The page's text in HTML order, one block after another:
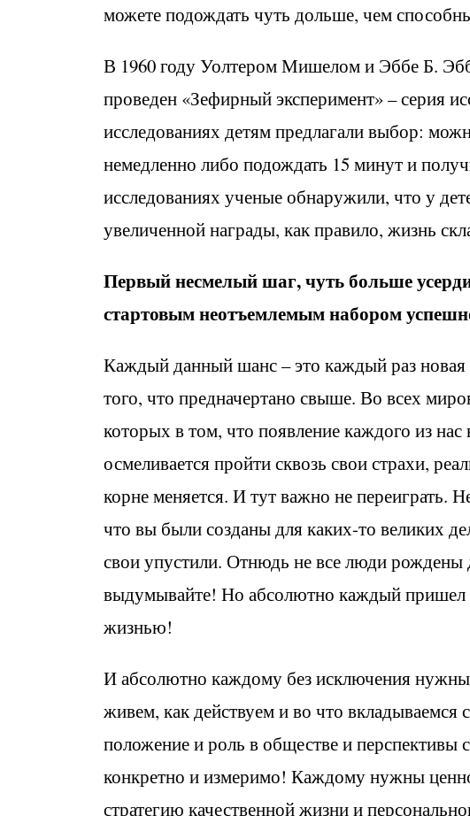
можете подождать чуть дольше, чем
В 1960 году Уолтером Мишелом и Эббе Б.
проведен «Зефирный эксперимент» – серия
исследованиях детям предлагали выбор:
немедленно либо подождать 15 минут и
исследованиях ученые обнаружили, что у
увеличенной награды, как правило, жизнь
Первый несмелый шаг, чуть больше
стартовым неотъемлемым набором
Каждый данный шанс – это каждый раз новая
того, что предначертано свыше. Во всех
которых в том, что появление каждого из
осмеливается пройти сквозь свои страхи,
корне меняется. И тут важно не переиграть.
что вы были созданы для каких-то великих
свои упустили. Отнюдь не все люди
выдумывайте! Но абсолютно каждый пришел
жизнью!
И абсолютно каждому без исключения
живем, как действуем и во что
положение и роль в обществе и перспективы
конкретно и измеримо! Каждому нужны
стратегию качественной жизни и